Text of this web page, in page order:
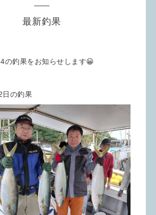
最新釣果
の釣果をお知らせします😀
の釣果